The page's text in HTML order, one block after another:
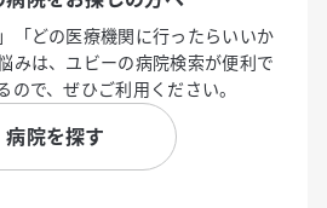
「どの医療機関に行ったらいいか
みは、ユビーの病院検索が便利で
ので、ぜひご利用ください。
病院を探す